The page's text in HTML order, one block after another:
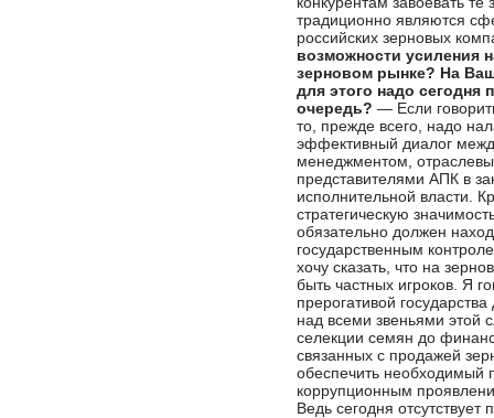
традиционно являются
российских зерновых
возможности усиления
зерновом рынке? На
для этого надо сегодня
очередь? — Если
то, прежде всего, надо
эффективный диалог
менеджментом,
представителями АПК в
исполнительной власти.
стратегическую
обязательно должен
государственным
хочу сказать, что на
быть частных игроков. Я
прерогативой
над всеми звеньями этой
селекции семян до
связанных с продажей
обеспечить необходимый
коррупционным
Ведь сегодня